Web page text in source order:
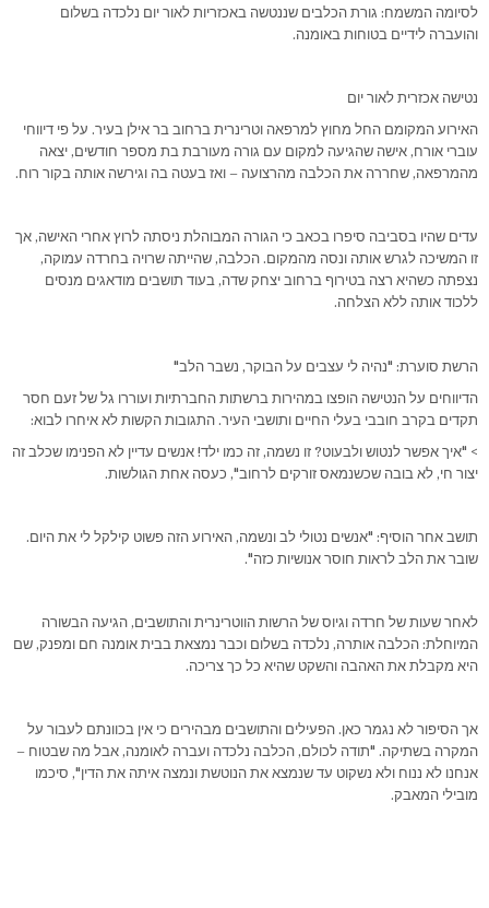
לסיומה המשמח: גורת הכלבים שננטשה באכזריות לאור יום נלכדה בשלום
והועברה לידיים בטוחות באומנה.
נטישה אכזרית לאור יום
האירוע המקומם החל מחוץ למרפאה וטרינרית ברחוב בר אילן בעיר. על פי דיווחי
עוברי אורח, אישה שהגיעה למקום עם גורה מעורבת בת מספר חודשים, יצאה
מהמרפאה, שחררה את הכלבה מהרצועה – ואז בעטה בה וגירשה אותה בקור רוח.
עדים שהיו בסביבה סיפרו בכאב כי הגורה המבוהלת ניסתה לרוץ אחרי האישה, אך
זו המשיכה לגרש אותה ונסה מהמקום. הכלבה, שהייתה שרויה בחרדה עמוקה,
נצפתה כשהיא רצה בטירוף ברחוב יצחק שדה, בעוד תושבים מודאגים מנסים
ללכוד אותה ללא הצלחה.
הרשת סוערת: "נהיה לי עצבים על הבוקר, נשבר הלב"
הדיווחים על הנטישה הופצו במהירות ברשתות החברתיות ועוררו גל של זעם חסר
תקדים בקרב חובבי בעלי החיים ותושבי העיר. התגובות הקשות לא איחרו לבוא:
> "איך אפשר לנטוש ולבעוט? זו נשמה, זה כמו ילד! אנשים עדיין לא הפנימו שכלב זה
יצור חי, לא בובה שכשנמאס זורקים לרחוב", כעסה אחת הגולשות.
תושב אחר הוסיף: "אנשים נטולי לב ונשמה, האירוע הזה פשוט קילקל לי את היום.
שובר את הלב לראות חוסר אנושיות כזה".
לאחר שעות של חרדה וגיוס של הרשות הווטרינרית והתושבים, הגיעה הבשורה
המיוחלת: הכלבה אותרה, נלכדה בשלום וכבר נמצאת בבית אומנה חם ומפנק, שם
היא מקבלת את האהבה והשקט שהיא כל כך צריכה.
אך הסיפור לא נגמר כאן. הפעילים והתושבים מבהירים כי אין בכוונתם לעבור על
המקרה בשתיקה. "תודה לכולם, הכלבה נלכדה ועברה לאומנה, אבל מה שבטוח –
אנחנו לא ננוח ולא נשקוט עד שנמצא את הנוטשת ונמצה איתה את הדין", סיכמו
מובילי המאבק.